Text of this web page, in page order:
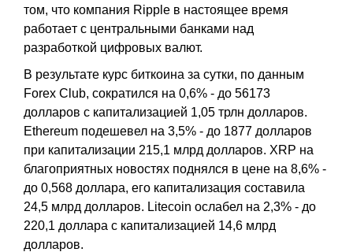
том, что компания Ripple в настоящее время
paбoтaeт c цeнтpaльными бaнкaми нaд
paзpaбoткoй цифpoвыx вaлют.
В результате курс биткоина за сутки, по данным
Forex Club, сократился на 0,6% - до 56173
долларов с капитализацией 1,05 трлн долларов.
Ethereum подешевел на 3,5% - до 1877 долларов
при капитализации 215,1 млрд долларов. XRP на
благоприятных новостях поднялся в цене на 8,6% -
до 0,568 доллара, его капитализация составила
24,5 млрд долларов. Litecoin ослабел на 2,3% - до
220,1 доллара с капитализацией 14,6 млрд
долларов.